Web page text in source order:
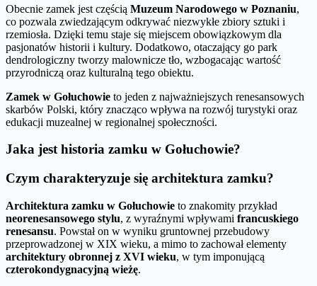
Obecnie zamek jest częścią Muzeum Narodowego w Poznaniu,
co pozwala zwiedzającym odkrywać niezwykłe zbiory sztuki i
rzemiosła. Dzięki temu staje się miejscem obowiązkowym dla
pasjonatów historii i kultury. Dodatkowo, otaczający go park
dendrologiczny tworzy malownicze tło, wzbogacając wartość
przyrodniczą oraz kulturalną tego obiektu.
Zamek w Gołuchowie to jeden z najważniejszych renesansowych
skarbów Polski, który znacząco wpływa na rozwój turystyki oraz
edukacji muzealnej w regionalnej społeczności.
Jaka jest historia zamku w Gołuchowie?
Czym charakteryzuje się architektura zamku?
Architektura zamku w Gołuchowie to znakomity przykład
neorenesansowego stylu, z wyraźnymi wpływami francuskiego
renesansu. Powstał on w wyniku gruntownej przebudowy
przeprowadzonej w XIX wieku, a mimo to zachował elementy
architektury obronnej z XVI wieku, w tym imponującą
czterokondygnacyjną wieżę.